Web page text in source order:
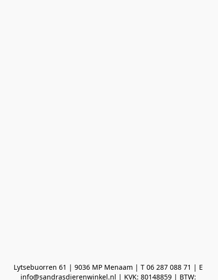
Lytsebuorren 61 | 9036 MP Menaam | T 06 287 088 71 | E
info@sandrasdierenwinkel.nl | KVK: 80148859 | BTW: